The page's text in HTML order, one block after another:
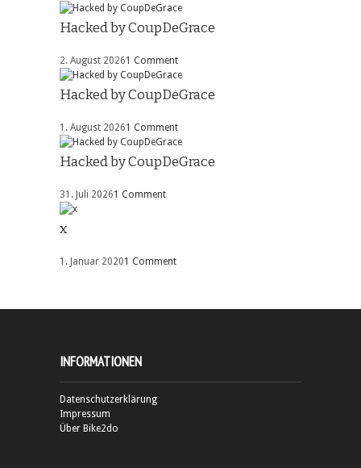
Hacked by CoupDeGrace
2. August 20261 Comment
Hacked by CoupDeGrace
1. August 20261 Comment
Hacked by CoupDeGrace
31. Juli 20261 Comment
x
1. Januar 20201 Comment
INFORMATIONEN
Datenschutzerklärung
Impressum
Über Bike2do